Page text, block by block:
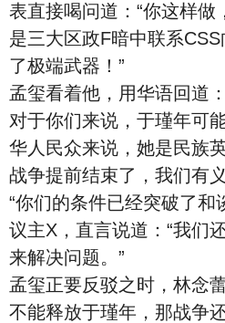
表直接喝问道：“你这样做
是三大区政F暗中联系
了极端武器！”
孟玺看着他，用华语回道
对于你们来说，于瑾年可
华人民众来说，她是民族
战争提前结束了，我们有
“你们的条件已经突破了和
议主X，直言说道：“我们
来解决问题。”
孟玺正要反驳之时，林念
不能释放于瑾年，那战争